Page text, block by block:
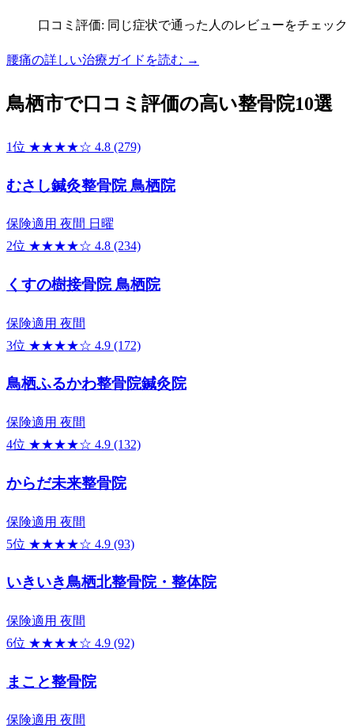
口コミ評価: 同じ症状で通った人のレビューをチェック
腰痛の詳しい治療ガイドを読む →
鳥栖市で口コミ評価の高い整骨院10選
1位 ★★★★☆ 4.8 (279)
むさし鍼灸整骨院 鳥栖院
保険適用 夜間 日曜
2位 ★★★★☆ 4.8 (234)
くすの樹接骨院 鳥栖院
保険適用 夜間
3位 ★★★★☆ 4.9 (172)
鳥栖ふるかわ整骨院鍼灸院
保険適用 夜間
4位 ★★★★☆ 4.9 (132)
からだ未来整骨院
保険適用 夜間
5位 ★★★★☆ 4.9 (93)
いきいき鳥栖北整骨院・整体院
保険適用 夜間
6位 ★★★★☆ 4.9 (92)
まこと整骨院
保険適用 夜間